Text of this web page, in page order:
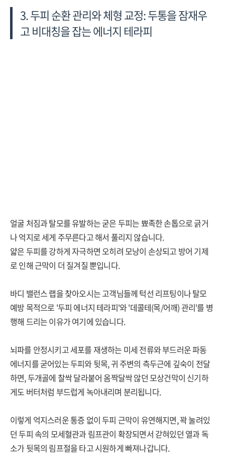
3. 두피 순환 관리와 체형 교정: 두통을 잠재우
고 비대칭을 잡는 에너지 테라피
얼굴 처짐과 탈모를 유발하는 굳은 두피는 뾰족한 손톱으로 긁거
나 억지로 세게 주무른다고 해서 풀리지 않습니다.
얇은 두피를 강하게 자극하면 오히려 모낭이 손상되고 방어 기제
로 인해 근막이 더 질겨질 뿐입니다.
바디 밸런스 랩을 찾아오시는 고객님들께 턱선 리프팅이나 탈모
예방 목적으로 '두피 에너지 테라피'와 '데콜테(목/어깨) 관리'를 병
행해 드리는 이유가 여기에 있습니다.
뇌파를 안정시키고 세포를 재생하는 미세 전류와 부드러운 파동
에너지를 굳어있는 두피와 뒷목, 귀 주변의 측두근에 깊숙이 전달
하면, 두개골에 찰싹 달라붙어 옴짝달싹 않던 모상건막이 신기하
게도 버터처럼 부드럽게 녹아내리며 분리됩니다.
이렇게 억지스러운 통증 없이 두피 근막이 유연해지면, 꽉 눌려있
던 두피 속의 모세혈관과 림프관이 확장되면서 갇혀있던 열과 독
소가 뒷목의 림프절을 타고 시원하게 빠져나갑니다.